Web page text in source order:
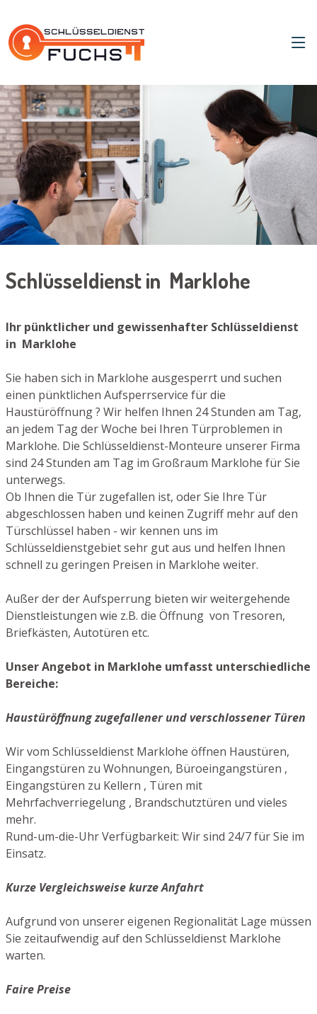
Schlüsseldienst in Marklohe
Ihr pünktlicher und gewissenhafter Schlüsseldienst
in Marklohe
Sie haben sich in Marklohe ausgesperrt und suchen
einen pünktlichen Aufsperrservice für die
Haustüröffnung ? Wir helfen Ihnen 24 Stunden am Tag,
an jedem Tag der Woche bei Ihren Türproblemen in
Marklohe. Die Schlüsseldienst-Monteure unserer Firma
sind 24 Stunden am Tag im Großraum Marklohe für Sie
unterwegs.
Ob Ihnen die Tür zugefallen ist, oder Sie Ihre Tür
abgeschlossen haben und keinen Zugriff mehr auf den
Türschlüssel haben - wir kennen uns im
Schlüsseldienstgebiet sehr gut aus und helfen Ihnen
schnell zu geringen Preisen in Marklohe weiter.
Außer der der Aufsperrung bieten wir weitergehende
Dienstleistungen wie z.B. die Öffnung von Tresoren,
Briefkästen, Autotüren etc.
Unser Angebot in Marklohe umfasst unterschiedliche
Bereiche:
Haustüröffnung zugefallener und verschlossener Türen
Wir vom Schlüsseldienst Marklohe öffnen Haustüren,
Eingangstüren zu Wohnungen, Büroeingangstüren ,
Eingangstüren zu Kellern , Türen mit
Mehrfachverriegelung , Brandschutztüren und vieles
mehr.
Rund-um-die-Uhr Verfügbarkeit: Wir sind 24/7 für Sie im
Einsatz.
Kurze Vergleichsweise kurze Anfahrt
Aufgrund von unserer eigenen Regionalität Lage müssen
Sie zeitaufwendig auf den Schlüsseldienst Marklohe
warten.
Faire Preise